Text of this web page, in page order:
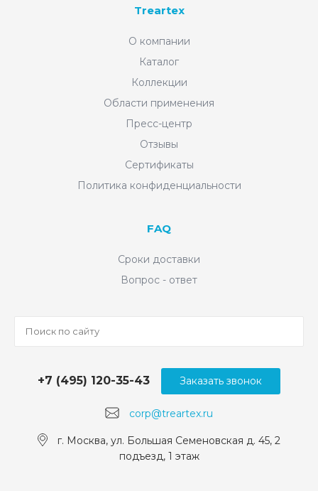
Treartex
О компании
Каталог
Коллекции
Области применения
Пресс-центр
Отзывы
Сертификаты
Политика конфиденциальности
FAQ
Сроки доставки
Вопрос - ответ
corp@treartex.ru
+7 (495) 120-35-43
г. Москва, ул. Большая Семеновская д. 45, 2
подъезд, 1 этаж
Заказать звонок